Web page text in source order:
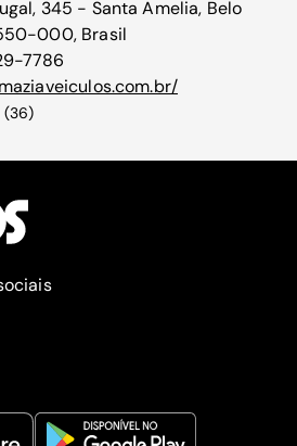
345 - Santa Amelia, Belo
000, Brasil
7786
(36)